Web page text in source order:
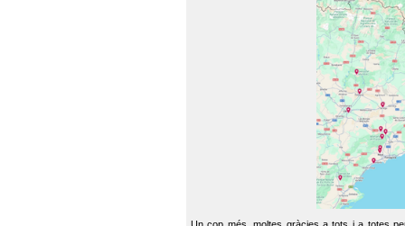
Un cop més, moltes gràcies a tots i a totes